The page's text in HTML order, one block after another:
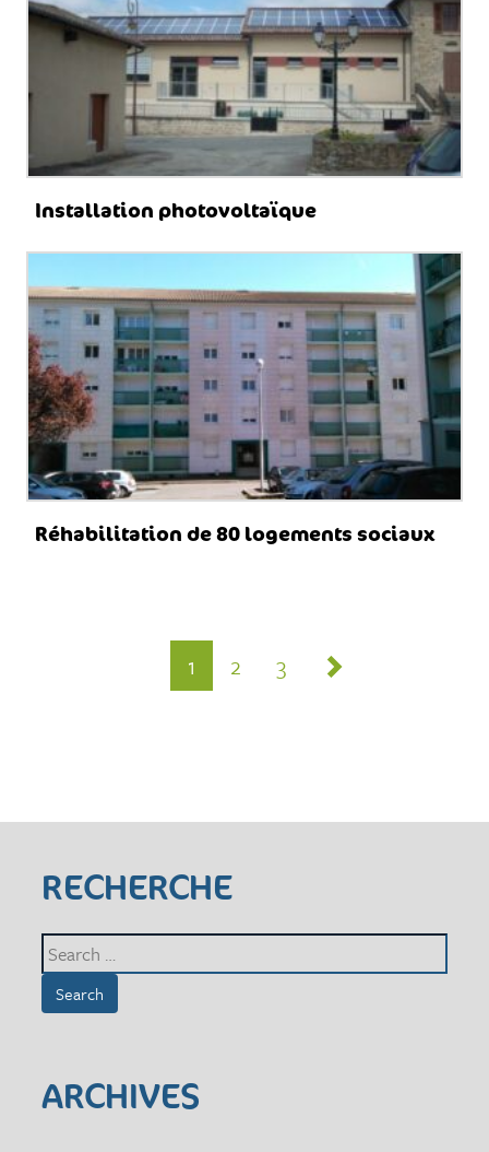
Installation photovoltaïque
Réhabilitation de 80 logements sociaux
1 2 3
RECHERCHE
Search
for:
ARCHIVES